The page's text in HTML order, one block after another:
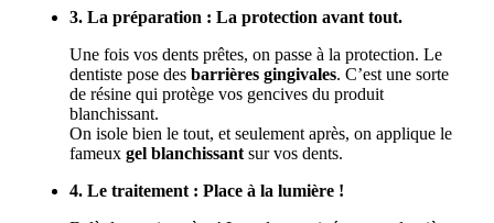
3. La préparation : La protection avant tout.
Une fois vos dents prêtes, on passe à la protection. Le
dentiste pose des barrières gingivales. C’est une sorte
de résine qui protège vos gencives du produit
blanchissant.
On isole bien le tout, et seulement après, on applique le
fameux gel blanchissant sur vos dents.
4. Le traitement : Place à la lumière !